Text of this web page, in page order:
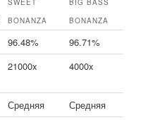
SWEET
BONANZA
BIG BASS
BONANZA
96.48%
96.71%
21000x 4000x
Средняя
Средняя